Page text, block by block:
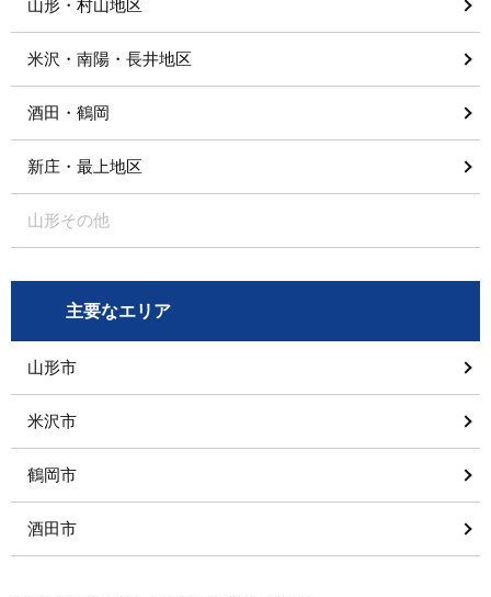
山形・村山地区
米沢・南陽・長井地区
酒田・鶴岡
新庄・最上地区
山形その他
主要なエリア
山形市
米沢市
鶴岡市
酒田市